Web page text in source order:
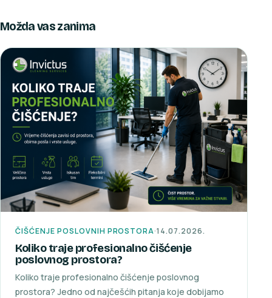
Možda vas zanima
ČIŠĆENJE POSLOVNIH PROSTORA·14.07.2026.
Koliko traje profesionalno čišćenje
poslovnog prostora?
Koliko traje profesionalno čišćenje poslovnog
prostora? Jedno od najčešćih pitanja koje dobijamo